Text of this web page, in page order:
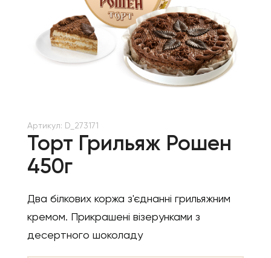
Артикул: D_273171
Торт Грильяж Рошен
450г
Два білкових коржа з'єднанні грильяжним
кремом. Прикрашені візерунками з
десертного шоколаду